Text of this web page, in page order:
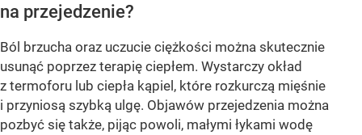
na przejedzenie?
Ból brzucha oraz uczucie ciężkości można skutecznie
usunąć poprzez terapię ciepłem. Wystarczy okład
z termoforu lub ciepła kąpiel, które rozkurczą mięśnie
i przyniosą szybką ulgę. Objawów przejedzenia można
pozbyć się także, pijąc powoli, małymi łykami wodę